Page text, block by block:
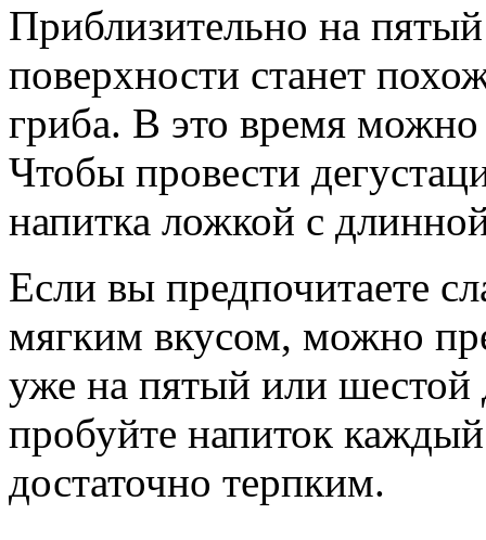
Приблизительно на
поверхности станет
гриба. В это время можно
Чтобы провести
напитка ложкой с
Если вы предпочитаете
мягким вкусом, можно
уже на пятый или шестой
пробуйте напиток
достаточно терпким.